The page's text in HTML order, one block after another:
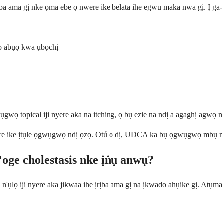
gị nke ọma ebe ọ nwere ike belata ihe egwu maka nwa gị. Ị
abụọ kwa ụbọchị
topical iji nyere aka na itching, ọ bụ ezie na ndị a agaghị agwọ
ike ịtụle ọgwụgwọ ndị ọzọ. Otú ọ dị, UDCA ka bụ ọgwụgwọ mbụ
cholestasis nke ịṅụ anwụ?
iji nyere aka jikwaa ihe ịrịba ama gị na ịkwado ahụike gị.